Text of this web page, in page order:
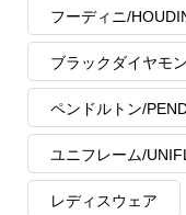
フーディニ/
ブラックダイヤモ
ペンドルトン/
ユニフレーム/
レディスウェア